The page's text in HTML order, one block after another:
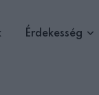
Érdekesség